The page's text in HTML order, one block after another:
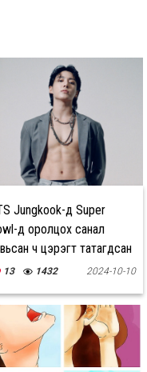
Jungkook-д Super
д оролцох санал
ч цэрэгт татагдсан
тэр саналыг хүлээж
13 1432 2024-10-10